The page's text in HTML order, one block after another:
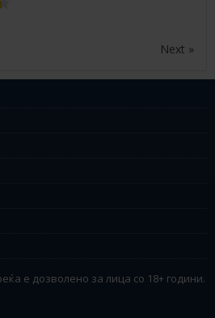
Next »
е дозволено за лица со 18+ години.